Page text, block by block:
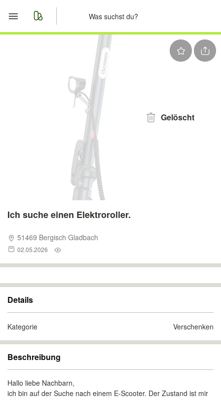
Nachrichten
Anzeige aufgeben
Gelöscht
Ich suche einen Elektroroller.
51469 Bergisch Gladbach
02.05.2026
Details
Kategorie Verschenken
Beschreibung
Hallo liebe Nachbarn,
ich bin auf der Suche nach einem E-Scooter. Der Zustand ist mir